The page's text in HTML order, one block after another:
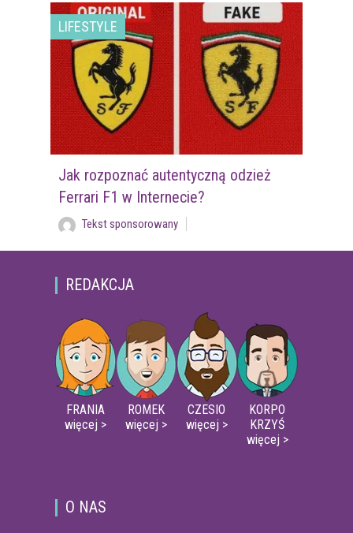
LIFESTYLE
Jak rozpoznać autentyczną odzież
Ferrari F1 w Internecie?
Tekst sponsorowany
REDAKCJA
FRANIA
więcej >
ROMEK
więcej >
CZESIO
więcej >
KORPO
KRZYŚ
więcej >
O NAS